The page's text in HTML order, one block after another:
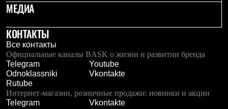
Тенты
Рюкзаки
Экспедиционные
Легкоходные
Альпинистские
Городские
Аксессуары для рюкзаков
Спальные мешки
Пуховые
Комбинированные
МЕДИА
КОНТАКТЫ
Все контакты
Официальные каналы BASK о жизни и развитии бренда
Telegram
Youtube
Odnoklassniki
Vkontakte
Rutube
Интернет-магазин, розничные продажи: новинки и акции
Telegram
Vkontakte